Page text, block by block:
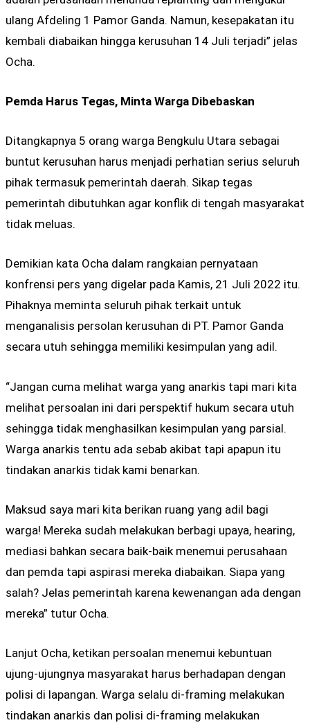
ulang Afdeling 1 Pamor Ganda. Namun, kesepakatan itu
kembali diabaikan hingga kerusuhan 14 Juli terjadi” jelas
Ocha.
Pemda Harus Tegas, Minta Warga Dibebaskan
Ditangkapnya 5 orang warga Bengkulu Utara sebagai
buntut kerusuhan harus menjadi perhatian serius seluruh
pihak termasuk pemerintah daerah. Sikap tegas
pemerintah dibutuhkan agar konflik di tengah masyarakat
tidak meluas.
Demikian kata Ocha dalam rangkaian pernyataan
konfrensi pers yang digelar pada Kamis, 21 Juli 2022 itu.
Pihaknya meminta seluruh pihak terkait untuk
menganalisis persolan kerusuhan di PT. Pamor Ganda
secara utuh sehingga memiliki kesimpulan yang adil.
“Jangan cuma melihat warga yang anarkis tapi mari kita
melihat persoalan ini dari perspektif hukum secara utuh
sehingga tidak menghasilkan kesimpulan yang parsial.
Warga anarkis tentu ada sebab akibat tapi apapun itu
tindakan anarkis tidak kami benarkan.
Maksud saya mari kita berikan ruang yang adil bagi
warga! Mereka sudah melakukan berbagi upaya, hearing,
mediasi bahkan secara baik-baik menemui perusahaan
dan pemda tapi aspirasi mereka diabaikan. Siapa yang
salah? Jelas pemerintah karena kewenangan ada dengan
mereka” tutur Ocha.
Lanjut Ocha, ketikan persoalan menemui kebuntuan
ujung-ujungnya masyarakat harus berhadapan dengan
polisi di lapangan. Warga selalu di-framing melakukan
tindakan anarkis dan polisi di-framing melakukan